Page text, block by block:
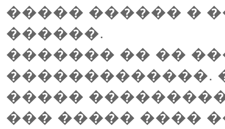
����� ������ �
������.
������� �� ��
�������������.
�����
��� ����� ����